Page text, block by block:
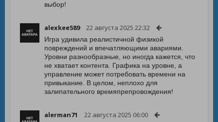
выбор!
alexkee589 22 августа 2025 22:32
Игра удивила реалистичной физикой
повреждений и впечатляющими авариями.
Уровни разнообразные, но иногда кажется, что
не хватает контента. Графика на уровне, а
управление может потребовать времени на
привыкание. В целом, неплохо для
залипательного времяпрепровождения!
alerman71 22 августа 2025 06:00